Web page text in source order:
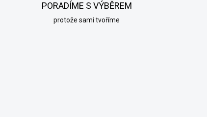
PORADÍME S VÝBĚREM
protože sami tvoříme